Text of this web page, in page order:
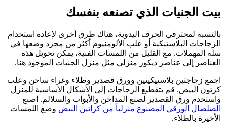
بيت الجنيات الذي تصنعه بنفسك
بالنسبة لمحترفي الحرف اليدوية، هناك طرق أخرى لإعادة استخدام
الزجاجات البلاستيكية أو علب الألومنيوم أكثر من مجرد وضعها في
سلة المهملات. مع القليل من اللمسات الفنية، يمكن تحويل هذه
العناصر إلى عناصر ديكور منزلي مثل منزل الجنيات الموجود هنا.
اجمع زجاجتين بلاستيكيتين وورق قصدير وطلاء وغراء ساخن وعلب
كرتون البيض. قم بتقطيع الزجاجات إلى الأشكال الأساسية للمنزل
واستخدم ورق القصدير لصنع المداخن والأبواب والسلالم. اصنع
الصلصال الورقي المصنوع منزلياً من كراتين البيض وضع اللمسات
الأخيرة بالطلاء.